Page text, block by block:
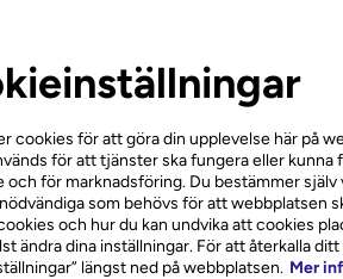
digitalt. Det gör det smidigt
hemsida eller app.
vilka avdrag du har rätt att göra i
kvitton du behöver för din
ska göra avdrag förrot-
arbetet.
cookies för att göra din upplevelse här på
för att tjänster ska fungera eller kunna
och för marknadsföring. Du bestämmer
som behövs för att webbplatsen
och hur du kan undvika att cookies
ändra dina inställningar. För att återkalla
längst ned på webbplatsen. Mer